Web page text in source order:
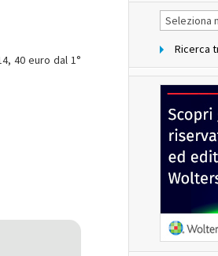
40 euro dal 1°
Notizie
per
Ricerca